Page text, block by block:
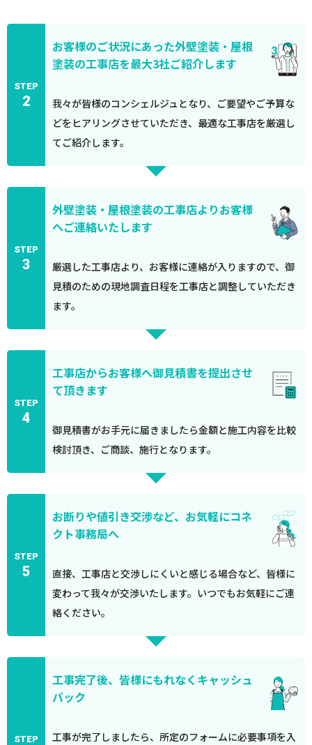
STEP
2
お客様のご状況にあった外壁塗装・屋根
塗装の工事店を最大3社ご紹介します
我々が皆様のコンシェルジュとなり、ご要望やご予算な
どをヒアリングさせていただき、最適な工事店を厳選し
てご紹介します。
STEP
3
外壁塗装・屋根塗装の工事店よりお客様
へご連絡いたします
厳選した工事店より、お客様に連絡が入りますので、御
見積のための現地調査日程を工事店と調整していただき
ます。
STEP
4
工事店からお客様へ御見積書を提出させ
て頂きます
御見積書がお手元に届きましたら金額と施工内容を比較
検討頂き、ご商談、施行となります。
STEP
5
お断りや値引き交渉など、お気軽にコネ
クト事務局へ
直接、工事店と交渉しにくいと感じる場合など、皆様に
変わって我々が交渉いたします。いつでもお気軽にご連
絡ください。
STEP
工事完了後、皆様にもれなくキャッシュ
バック
工事が完了しましたら、所定のフォームに必要事項を入